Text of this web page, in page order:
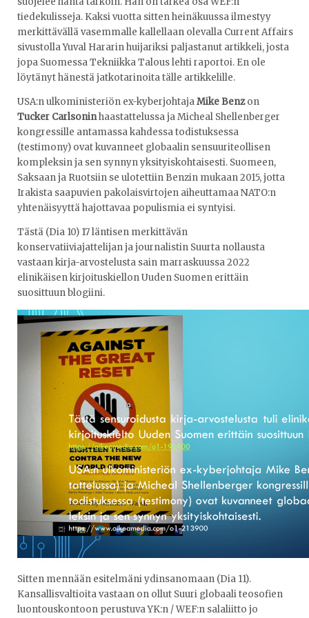
tiedekulisseja. Kaksi vuotta sitten heinäkuussa ilmestyy
merkittävällä vasemmalle kallellaan olevalla Current Affairs
sivustolla Yuval Hararin huijariksi paljastanut artikkeli, josta
jopa Suomessa Tekniikka Talous lehti raportoi. En ole
löytänyt hänestä jatkotarinoita tälle artikkelille.
USA:n ulkoministeriön ex-kyberjohtajaMike Benzon
Tucker Carlsoninhaastattelussa ja Micheal Shellenberger
kongressille antamassa kahdessa todistuksessa
(testimony) ovat kuvanneet globaalin sensuuriteollisen
kompleksin ja sen synnyn yksityiskohtaisesti. Suomeen,
Saksaan ja Ruotsiin se ulotettiin Benzin mukaan 2015, jotta
Irakista saapuvien pakolaisvirtojen aiheuttamaa NATO:n
yhtenäisyyttä hajottavaa populismia ei syntyisi.
Tästä (Dia 10) 17 läntisen merkittävän
konservatiiviajattelijan ja journalistin Suurta nollausta
vastaan kirja-arvostelusta sain marraskuussa 2022
elinikäisen kirjoituskiellon Uuden Suomen erittäin
suosittuun blogiini.
Sitten mennään esitelmäni ydinsanomaan (Dia 11).
Kansallisvaltioita vastaan on ollut Suuri globaali teosofien
luontouskontoon perustuva YK:n / WEF:n salaliitto jo